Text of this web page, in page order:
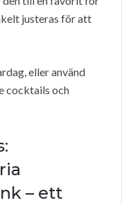
justeras för att
eller använd
cocktails och
– ett